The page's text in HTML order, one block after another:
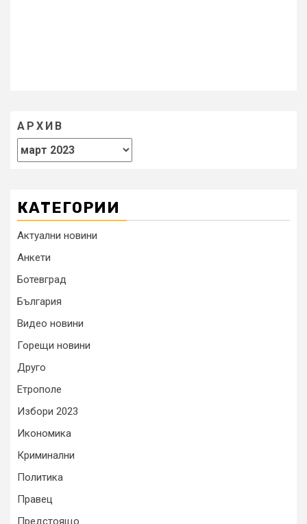
АРХИВ
КАТЕГОРИИ
Актуални новини
Анкети
Ботевград
България
Видео новини
Горещи новини
Друго
Етрополе
Избори 2023
Икономика
Криминални
Политика
Правец
Предстоящо